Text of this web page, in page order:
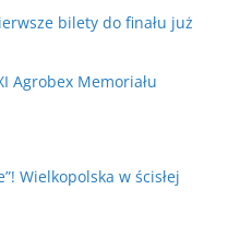
bilety do finału już
Agrobex Memoriału
Wielkopolska w ścisłej